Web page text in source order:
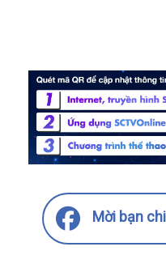
Mời bạn